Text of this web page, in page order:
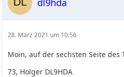
28. März 2021 um 10:56
Moin, auf der sechsten Seite des
73, Holger DL9HDA